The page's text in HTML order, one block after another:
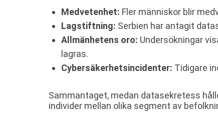
Medvetenhet: Fler människor blir
Lagstiftning: Serbien har antagit
Allmänhetens oro: Undersökningar
lagras.
Cybersäkerhetsincidenter: Tidigare
Sammantaget, medan datasekretess
individer mellan olika segment av